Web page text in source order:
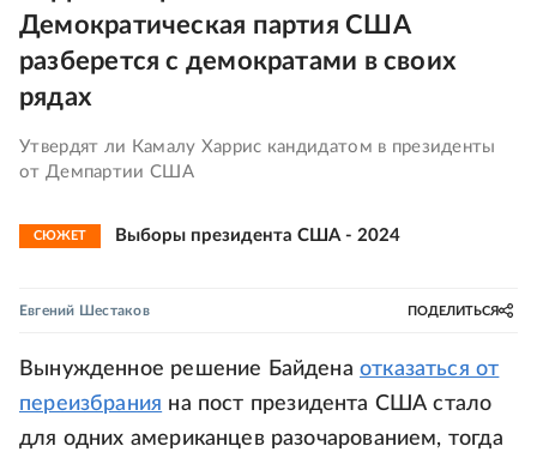
Демократическая партия США
разберется с демократами в своих
рядах
Утвердят ли Камалу Харрис кандидатом в президенты
от Демпартии США
СЮЖЕТ Выборы президента США - 2024
Евгений Шестаков ПОДЕЛИТЬСЯ
Вынужденное решение Байденаотказаться от
переизбрания на пост президента США стало
для одних американцев разочарованием, тогда